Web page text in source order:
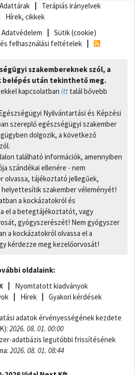
Adattárak
Terápiás irányelvek
Hírek, cikkek
Adatvédelem
Sütik (cookie)
felhasználási feltételek
szakembereknek szól, a
belépés után tekinthető meg.
kapcsolatban itt talál bővebb
Nyilvántartási és Képzési
szereplő egészségügyi szakember
dolgozik, a következő
található információk, amennyiben
szándékai ellenére - nem
olvassa, tájékoztató jellegűek,
szakember véleményét!
a kockázatokról és
el a betegtájékoztatót, vagy
gyógyszerészét! Nem gyógyszer
a kockázatokról olvassa el a
kérdezze meg kezelőorvosát!
oldalaink:
Nyomtatott kiadványok
Hírek Gyakori kérdések
adatok érvényességének kezdete
2026. 08. 01. 00:00
adatbázis legutóbbi frissítésének
2026. 08. 01. 08:44